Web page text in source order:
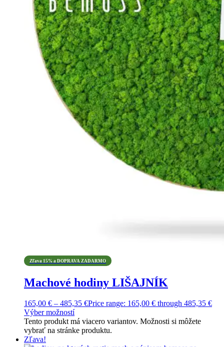
Zľava 15% a DOPRAVA ZADARMO
Machové hodiny LIŠAJNÍK
165,00 € – 485,35 €Price range: 165,00 € through 485,35 €
Výber možností
Tento produkt má viacero variantov. Možnosti si môžete
vybrať na stránke produktu.
Zľava!